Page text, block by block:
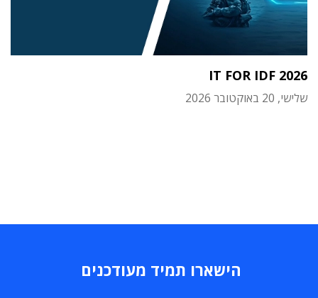
IT FOR IDF 2026
שלישי, 20 באוקטובר 2026
הישארו תמיד מעודכנים